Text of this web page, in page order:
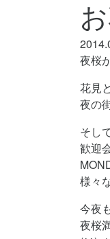
夜桜
花見
夜の
そし
歓迎
様々
今夜
夜桜